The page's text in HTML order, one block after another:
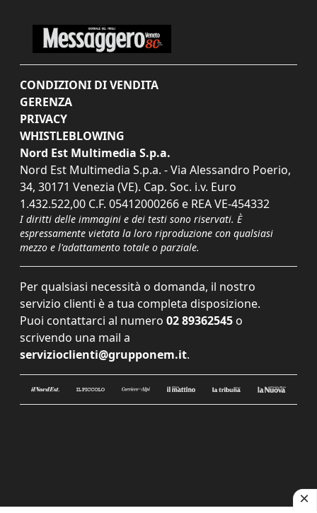
CONDIZIONI DI VENDITA
GERENZA
PRIVACY
WHISTLEBLOWING
Nord Est Multimedia S.p.a.
Nord Est Multimedia S.p.a. - Via Alessandro Poerio,
34, 30171 Venezia (VE). Cap. Soc. i.v. Euro
1.432.522,00 C.F. 05412000266 e REA VE-454332
I diritti delle immagini e dei testi sono riservati. È
espressamente vietata la loro riproduzione con qualsiasi
mezzo e l'adattamento totale o parziale.
Per qualsiasi necessità o domanda, il nostro
servizio clienti è a tua completa disposizione.
Puoi contattarci al numero 02 89362545 o
scrivendo una mail a
servizioclienti@grupponem.it.